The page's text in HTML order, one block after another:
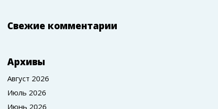
Свежие комментарии
Архивы
Август 2026
Июль 2026
Июнь 2026